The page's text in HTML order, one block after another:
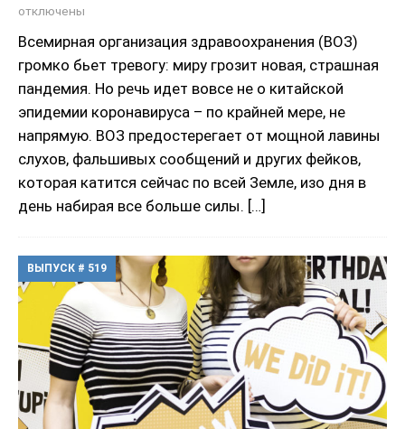
отключены
Всемирная организация здравоохранения (ВОЗ)
громко бьет тревогу: миру грозит новая, страшная
пандемия. Но речь идет вовсе не о китайской
эпидемии коронавируса – по крайней мере, не
напрямую. ВОЗ предостерегает от мощной лавины
слухов, фальшивых сообщений и других фейков,
которая катится сейчас по всей Земле, изо дня в
день набирая все больше силы. […]
ВЫПУСК # 519